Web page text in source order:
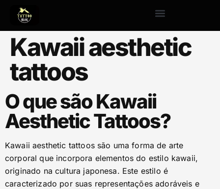
Kawaii aesthetic
tattoos
O que são Kawaii
Aesthetic Tattoos?
Kawaii aesthetic tattoos são uma forma de arte
corporal que incorpora elementos do estilo kawaii,
originado na cultura japonesa. Este estilo é
caracterizado por suas representações adoráveis e